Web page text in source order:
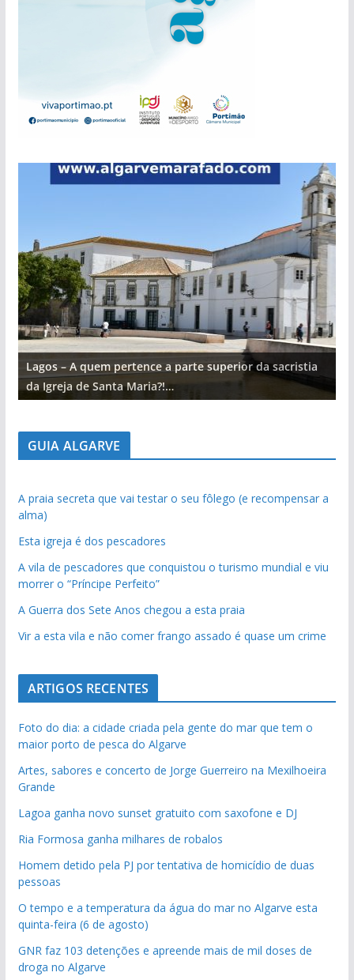
Lagos – A quem pertence a parte superior da sacristia
da Igreja de Santa Maria?!…
GUIA ALGARVE
A praia secreta que vai testar o seu fôlego (e recompensar a
alma)
Esta igreja é dos pescadores
A vila de pescadores que conquistou o turismo mundial e viu
morrer o “Príncipe Perfeito”
A Guerra dos Sete Anos chegou a esta praia
Vir a esta vila e não comer frango assado é quase um crime
ARTIGOS RECENTES
Foto do dia: a cidade criada pela gente do mar que tem o
maior porto de pesca do Algarve
Artes, sabores e concerto de Jorge Guerreiro na Mexilhoeira
Grande
Lagoa ganha novo sunset gratuito com saxofone e DJ
Ria Formosa ganha milhares de robalos
Homem detido pela PJ por tentativa de homicídio de duas
pessoas
O tempo e a temperatura da água do mar no Algarve esta
quinta-feira (6 de agosto)
GNR faz 103 detenções e apreende mais de mil doses de
droga no Algarve